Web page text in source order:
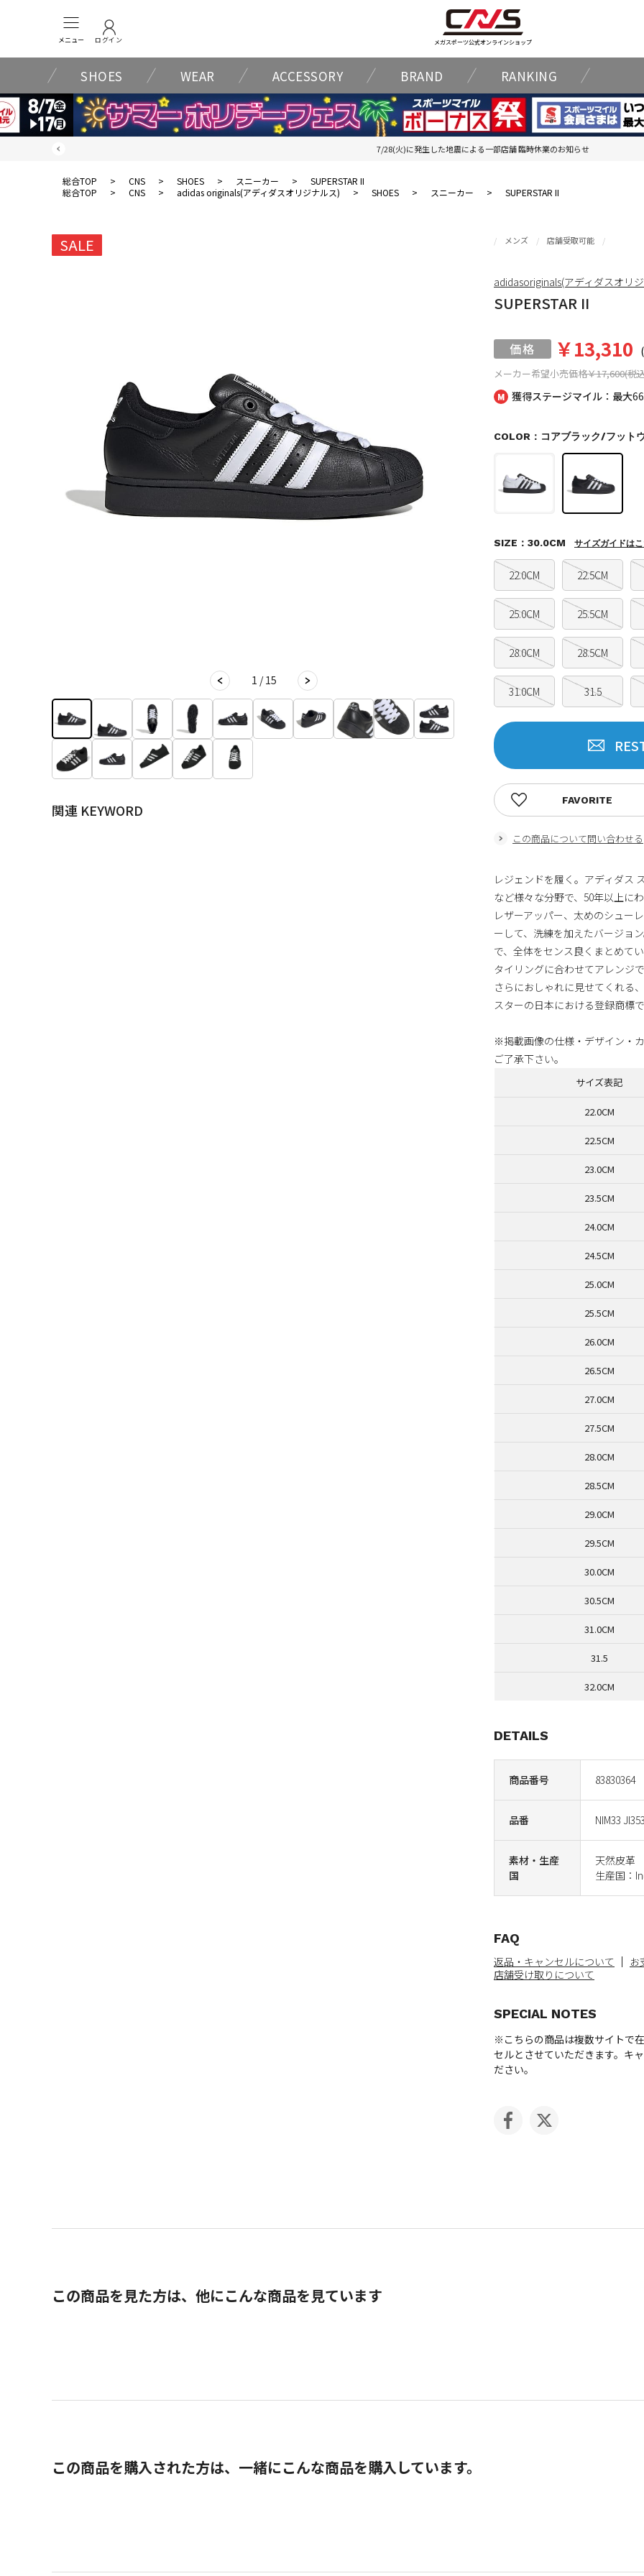
メニュー ログイン メガスポーツ公式オンラインショップ
SHOES WEAR ACCESSORY BRAND RANKING
7/28(火)に発生した地震による一部店舗 臨時休業のお知らせ
総合TOP > CNS > SHOES > スニーカー >
SUPERSTAR II
総合TOP
> CNS > adidas originals(アディダスオリジナルス) > SHOES > スニーカー > SUPERSTAR II
SALE
1 / 15
関連 KEYWORD
獲得ステージマイル：最大
メンズ 店舗受取可能
SUPERSTAR II
メーカー希望小売価格￥17,600(税
￥13,310
商品番号 83830364
品番 NIM33
素材・生産
国
天然皮革
生産国：
COLOR：コアブラック/フット
22.0CM 22.5CM
25.0CM 25.5CM
28.0CM 28.5CM
31.0CM 31.5
SIZE：30.0CM サイズガイドは
この商品について問い合わせる
FAVORITE
adidasoriginals(アディダスオリ
レジェンドを履く。アディダス
など様々な分野で、50年以上に
レザーアッパー、太めのシュー
ーして、洗練を加えたバージョ
で、全体をセンス良くまとめて
タイリングに合わせてアレンジ
さらにおしゃれに見せてくれ
スターの日本における登録商標で
※掲載画像の仕様・デザイン・
ご了承下さい。
DETAILS
FAQ
返品・キャンセルについて お
店舗受け取りについて
SPECIAL NOTES
※こちらの商品は複数サイトで
セルとさせていただきます。キ
ださい。
サイズ表記
22.0CM
22.5CM
23.0CM
23.5CM
24.0CM
24.5CM
25.0CM
25.5CM
26.0CM
26.5CM
27.0CM
27.5CM
28.0CM
28.5CM
29.0CM
29.5CM
30.0CM
30.5CM
31.0CM
31.5
32.0CM
この商品を見た方は、他にこんな商品を見ています
この商品を購入された方は、一緒にこんな商品を購入しています。